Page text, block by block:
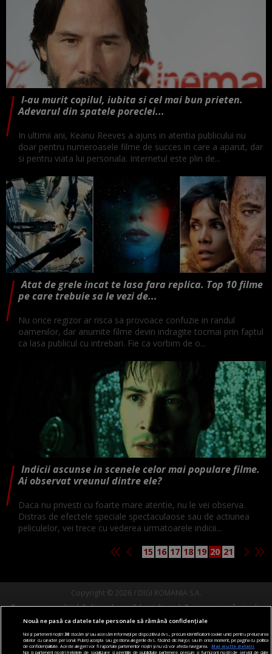
I-au murit copilul, iubita si cel mai bun prieten.
Adevarul din spatele poreclei...
In ultimii ani, Keanu Reeves a ajuns in atentia publicului nu
doar pentru numeroasele filme de succes in care a aparut, dar
si pentru viata lui personala. Internetul este plin de...
Atat de grele incat te lasa fara replica. Top 10 filme
pe care trebuie sa le vezi de...
Nu orice regizor ar risca sa provoace confuzie in randul
oamenilor, dar anumite filme devin indragite tocmai prin faptul
ca lasa publicul cu intrebari. Fie ca vorbim de o...
Indicii ascunse in scenele celor mai populare filme.
Ai observat vreunul dintre ele?
Daca nu privesti cu foarte mare atentie, nu le vei observa.
Distras de efectele speciale spectaculaose sau de actiunea
peliculelor, vei trece cu vederea urmatoarele indicii...
15 16 17 18 19 20 21
Copyright © 2026 / DIGI ROMANIA S.A.
Termeni si conditii
Politica de confidentialitate
Gestionați preferințele
Comunicate de presă
Abonare Digi TV Contact/Info
Urmărește-ne și pe:
Nouă ne pasă ca datele tale personale să rămână confidențiale
Noi și partenerii noștri30stocăm și/sau accesăm informații pe dispozitivul dvs., precum identificatorii cookie unici pentru prelucrarea
datelor cu caracter personal. Puteți accepta sau gestiona alegerile dvs. făcând clic mai jos sau în orice moment, pe pagina cu politica
de confidențialitate. Aceste alegeri vor fi raportate partenerilor noștri și nu vă vor afecta navigarea.
Mai multe detalii
Noi si partenerii nostri (retelele de socializare si agentiile de publicitate partenere, precum si furnizorii nostri de servicii de date